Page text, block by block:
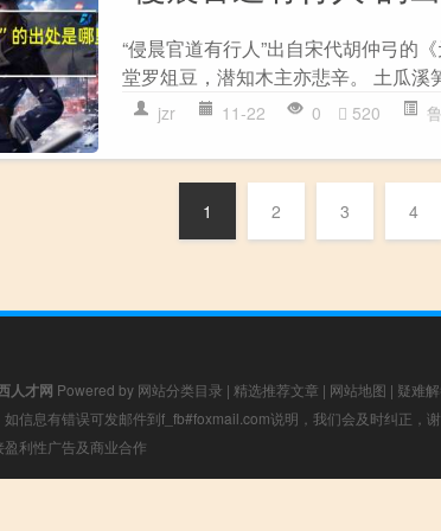
“侵晨官道有行人”出自宋代胡仲弓的
堂罗俎豆，潜知木主亦悲辛。 土瓜溪
jzr 11-22 0 520
1 2 3 4
人才网 Powered by 网站分类目录 | 精选推荐文章 | 网站地图 | 疑难
信息有错误可发邮件到f_fb#foxmail.com说明，我们会及时纠正，
利性广告及商业合作